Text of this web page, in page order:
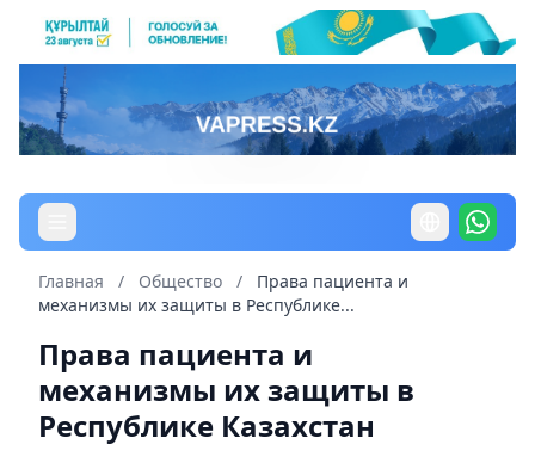
Главная / Общество /
Права пациента и
механизмы их защиты в Республике...
Права пациента и
механизмы их защиты в
Республике Казахстан